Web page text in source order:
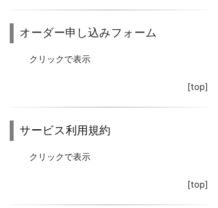
オーダー申し込みフォーム
クリックで表示
[top]
サービス利用規約
クリックで表示
[top]